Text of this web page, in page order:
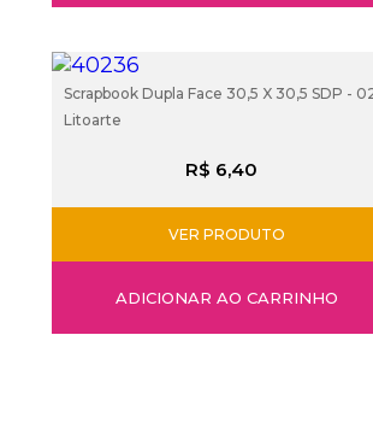
Scrapbook Dupla Face 30,5 X 30,5 SDP -
Litoarte
R$ 6,40
VER PRODUTO
ADICIONAR AO CARRINHO